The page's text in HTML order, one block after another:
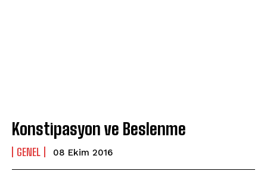
Konstipasyon ve Beslenme
GENEL 08 Ekim 2016